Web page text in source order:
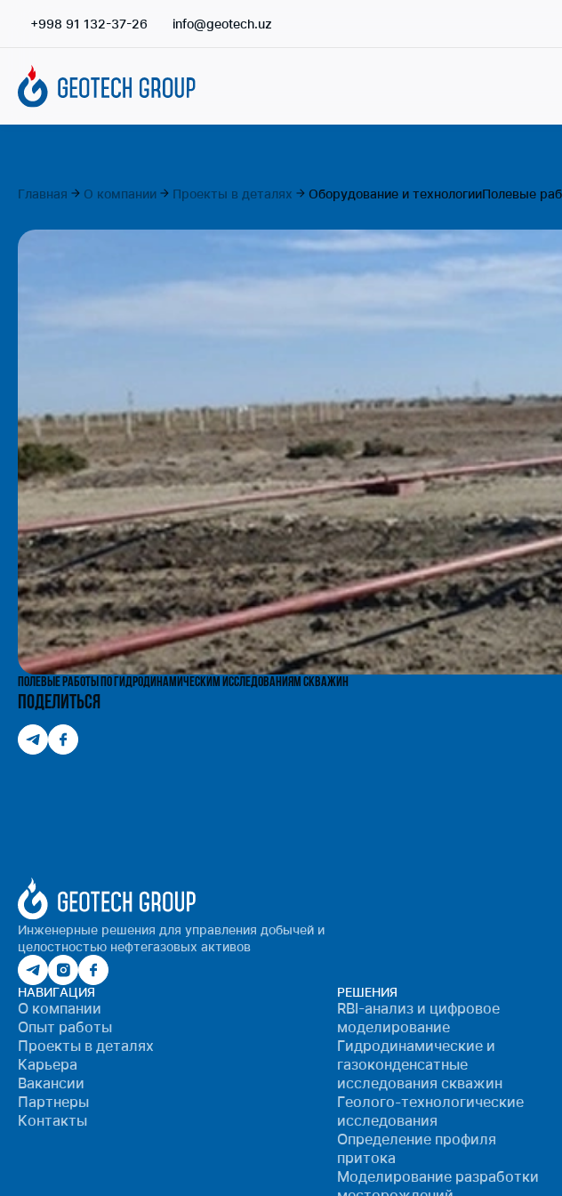
+998 91 132-37-26 info@geotech.uz
Главная О компании Проекты в деталях Оборудование и технологииПолевые
Полевые работы по гидродинамическим исследованиям скважин
Поделиться
Инженерные решения для управления добычей и
целостностью нефтегазовых активов
НАВИГАЦИЯ
О компании
Опыт работы
Проекты в деталях
Карьера
Вакансии
Партнеры
Контакты
РЕШЕНИЯ
RBI-анализ и цифровое
моделирование
Гидродинамические и
газоконденсатные
исследования скважин
Геолого-технологические
исследования
Определение профиля
притока
Моделирование разработки